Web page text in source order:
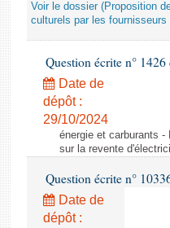
Voir le dossier (Proposition
culturels par les fournisseurs
Question écrite n°
Date de
dépôt :
29/10/2024
énergie et carburants -
sur la revente
Question écrite n°
Date de
dépôt :